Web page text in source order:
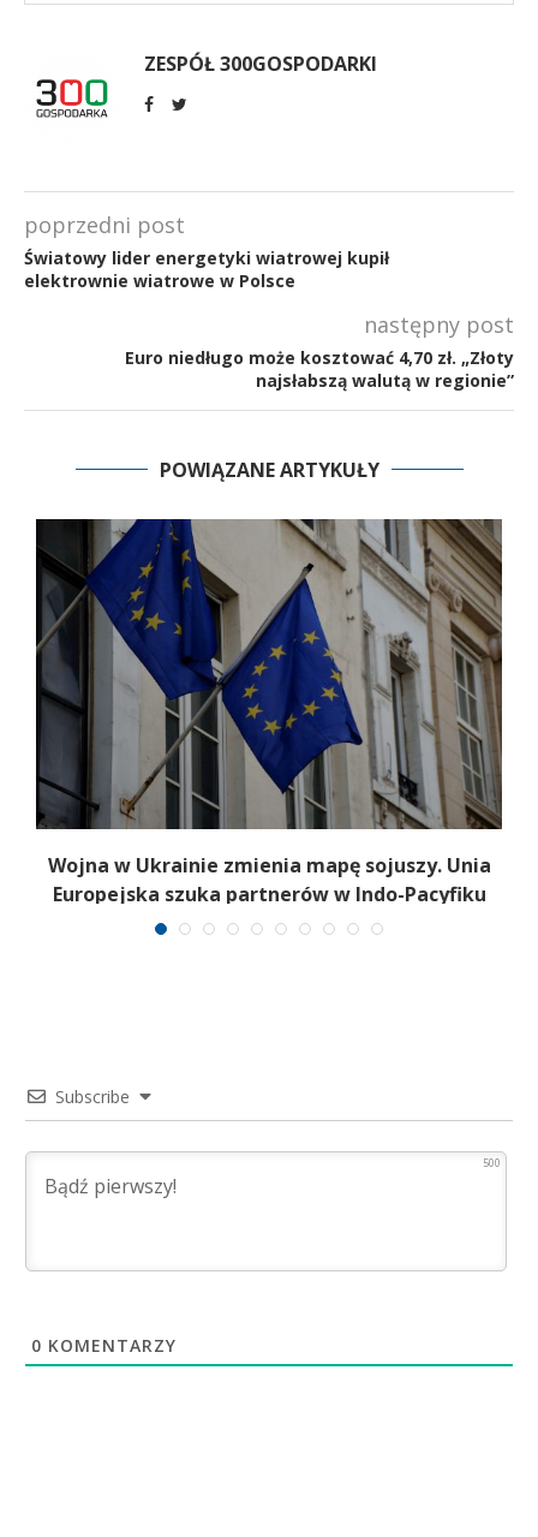
ZESPÓŁ 300GOSPODARKI
poprzedni post
Światowy lider energetyki wiatrowej kupił
elektrownie wiatrowe w Polsce
następny post
Euro niedługo może kosztować 4,70 zł. „Złoty
najsłabszą walutą w regionie”
POWIĄZANE ARTYKUŁY
Wojna w Ukrainie zmienia mapę sojuszy. Unia
Europejska szuka partnerów w Indo-Pacyfiku
Subscribe
500
0 KOMENTARZY